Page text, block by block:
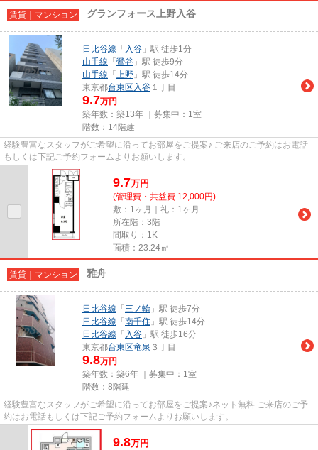
賃貸｜マンション グランフォース上野入谷
日比谷線 「 入谷 」駅 徒歩1分
山手線 「 鶯谷 」駅 徒歩9分
山手線 「 上野 」駅 徒歩14分
東京都台東区 入谷 １丁目
9.7万円
築年数：築13年 ｜募集中： 1室
階数：14階建
経験豊富なスタッフがご希望に沿ってお部屋をご提案♪ ご来店のご予約はお電話
もしくは下記ご予約フォームよりお願いします。
9.7万円
(管理費・共益費 12,000円)
敷：1ヶ月｜礼：1ヶ月
所在階：3階
間取り：1K
面積：23.24㎡
賃貸｜マンション 雅舟
日比谷線 「 三ノ輪 」駅 徒歩7分
日比谷線 「 南千住 」駅 徒歩14分
日比谷線 「 入谷 」駅 徒歩16分
東京都台東区竜泉 ３丁目
9.8万円
築年数：築6年 ｜募集中： 1室
階数：8階建
経験豊富なスタッフがご希望に沿ってお部屋をご提案♪ネット無料 ご来店のご予
約はお電話もしくは下記ご予約フォームよりお願いします。
9.8万円